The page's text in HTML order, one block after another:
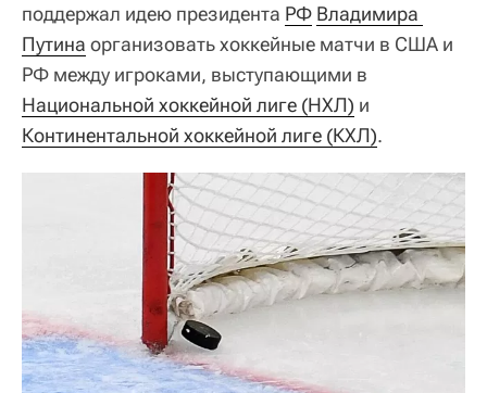
поддержал идею президента РФ Владимира
Путина организовать хоккейные матчи в США и
РФ между игроками, выступающими в
Национальной хоккейной лиге (НХЛ) и
Континентальной хоккейной лиге (КХЛ).